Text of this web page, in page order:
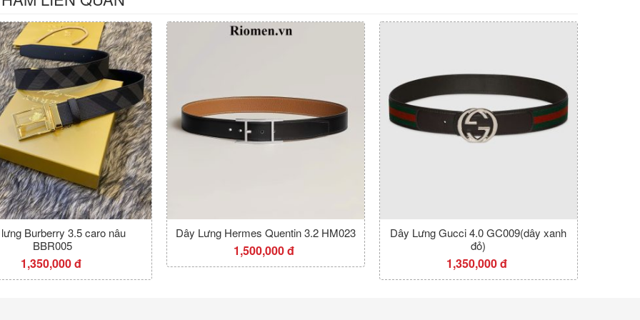
Burberry 3.5 caro nâu
BBR005
1,350,000 đ
Dây Lưng Hermes Quentin 3.2 HM023
1,500,000 đ
Dây Lưng Gucci 4.0 GC009(dây xanh
đỏ)
1,350,000 đ